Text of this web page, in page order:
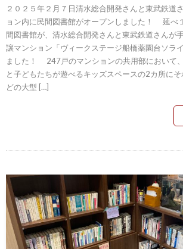
２０２５年２月７日清水総合開発さんと東武鉄道
ョン内に民間図書館がオープンしました！ 延べ
間図書館が、清水総合開発さんと東武鉄道さんが
譲マンション「ヴィークステージ船橋薬園台ソラ
ました！ 247戸のマンションの共用部において
と子どもたちが遊べるキッズスペースの2カ所に
どの大型 […]